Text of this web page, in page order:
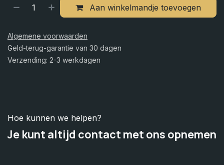
Aan winkelmandje toevoegen
Algemene voorwaarden
Geld-terug-garantie van 30 dagen
Verzending: 2-3 werkdagen
Hoe kunnen we helpen?
Je kunt altijd contact met ons opnemen